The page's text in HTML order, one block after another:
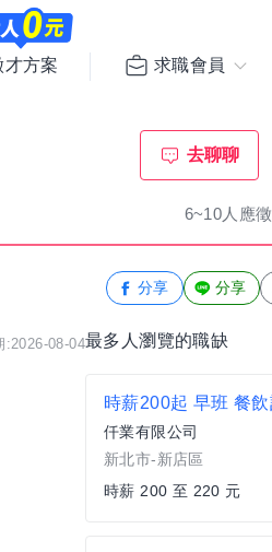
才方案 求職會員
去聊聊
6~10人應徵
:2026-08-04
分享 分享
最多人瀏覽的職缺
仟業有限公司
新北市-新店區
時薪 200 至 220 元